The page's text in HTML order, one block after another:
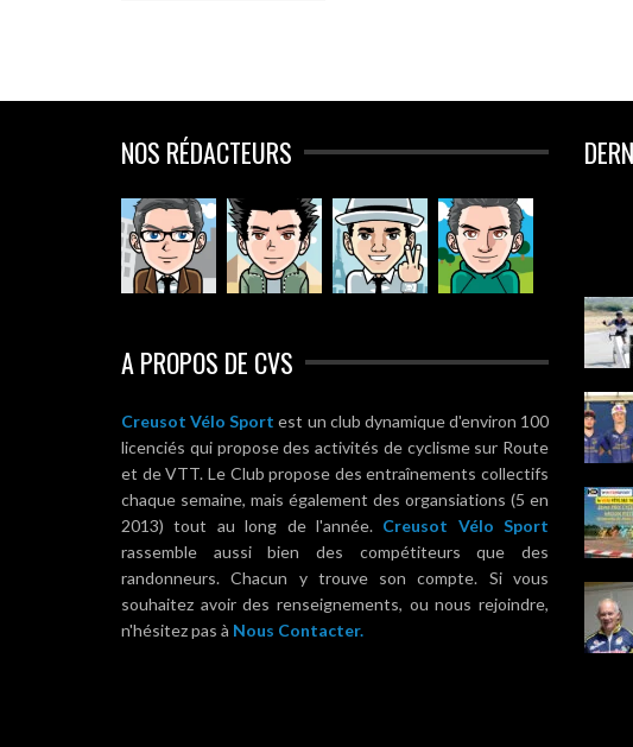
NOS RÉDACTEURS
A PROPOS DE CVS
Creusot Vélo Sport est un club dynamique d'environ 100
licenciés qui propose des activités de cyclisme sur Route
et de VTT. Le Club propose des entraînements collectifs
chaque semaine, mais également des organsiations (5 en
2013) tout au long de l'année. Creusot Vélo Sport
rassemble aussi bien des compétiteurs que des
randonneurs. Chacun y trouve son compte. Si vous
souhaitez avoir des renseignements, ou nous rejoindre,
n'hésitez pas à Nous Contacter.